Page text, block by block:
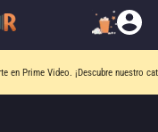
en Prime Video. ¡Descubre nuestro